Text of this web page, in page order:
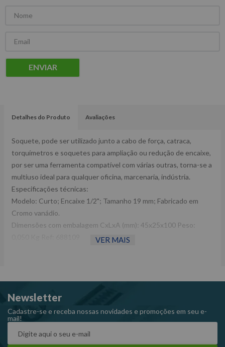
ENVIAR
Detalhes do Produto Avaliações
Soquete, pode ser utilizado junto a cabo de força, catraca,
torquímetros e soquetes para ampliação ou redução de encaixe,
por ser uma ferramenta compatível com várias outras, torna-se a
multiuso ideal para qualquer oficina, marcenaria, indústria.
Especificações técnicas:
Modelo: Curto; Encaixe 1/2"; Tamanho 19 mm; Fabricado em
Cromo vanádio.
Dimensões com embalagem CxLxA (mm): 45x25x100 Peso:
VER MAIS
Newsletter
Cadastre-se e receba nossas novidades e promoções em seu e-
mail!